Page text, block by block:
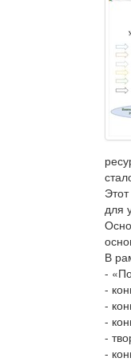
для
В
-
-
-
-
-
-